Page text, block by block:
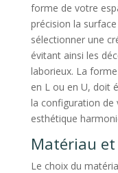
forme de votre
précision la
sélectionner une
évitant ainsi les
laborieux. La
en L ou en U, doit
la configuration de
esthétique
Matériau
Le choix du